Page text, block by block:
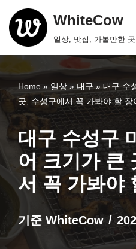
콘
텐
로
건
WhiteCow
일상, 맛집, 가볼만한
Home » 일상 » 대구 » 대구 수
곳, 수성구에서 꼭 가봐야 할 장
대구 수성구
어 크기가 큰
서 꼭 가봐야
기준 WhiteCow